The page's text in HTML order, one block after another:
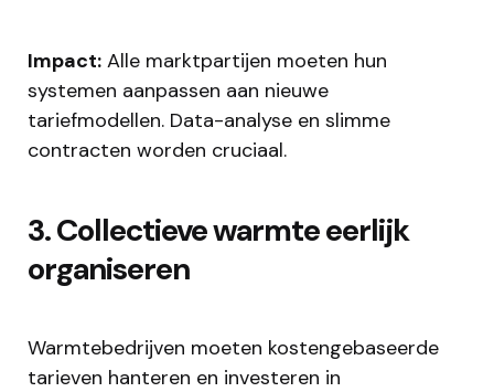
Impact: Alle marktpartijen moeten hun
systemen aanpassen aan nieuwe
tariefmodellen. Data-analyse en slimme
contracten worden cruciaal.
3. Collectieve warmte eerlijk
organiseren
Warmtebedrijven moeten kostengebaseerde
tarieven hanteren en investeren in